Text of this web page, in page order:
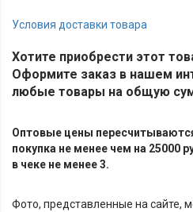
Условия доставки товара
Хотите приобрести этот
Оформите заказ в нашем
любые товары на общую
Оптовые цены
покупка не менее чем на 25000
в чеке не менее 3.
Фото, представленные на сайте,